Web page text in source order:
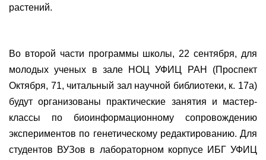
растений.
Во второй части программы школы, 22 сентября, для
молодых ученых в зале НОЦ УФИЦ РАН (Проспект
Октября, 71, читальный зал научной библиотеки, к. 17а)
будут организованы практические занятия и мастер-
классы по биоинформационному сопровождению
экспериментов по генетическому редактированию. Для
студентов ВУЗов в лабораторном корпусе ИБГ УФИЦ